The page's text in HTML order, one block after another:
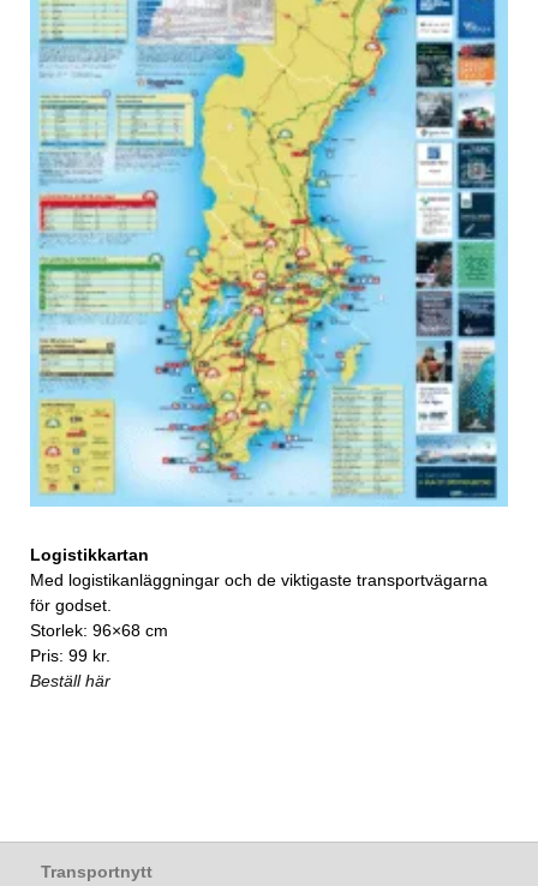
Logistikkartan
Med logistikanläggningar och de viktigaste transportvägarna
för godset.
Storlek: 96×68 cm
Pris: 99 kr.
Beställ här
Transportnytt